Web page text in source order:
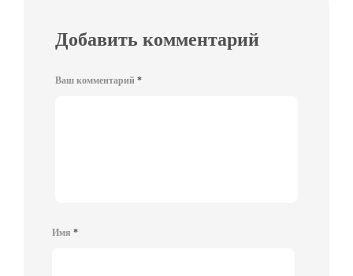
Добавить комментарий
Ваш комментарий *
Имя *